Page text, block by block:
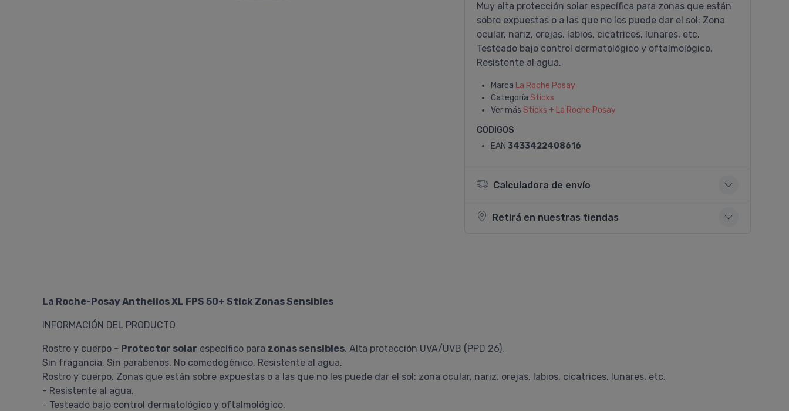
Muy alta protección solar especí­fica para zonas que están
sobre expuestas o a las que no les puede dar el sol: Zona
ocular, nariz, orejas, labios, cicatrices, lunares, etc.
Testeado bajo control dermatológico y oftalmológico.
Resistente al agua.
Marca La Roche Posay
Categoría Sticks
Ver más Sticks + La Roche Posay
CODIGOS
EAN 3433422408616
Calculadora de envío
Retirá en nuestras tiendas
La Roche-Posay Anthelios XL FPS 50+ Stick Zonas Sensibles
INFORMACIÓN DEL PRODUCTO
Rostro y cuerpo - Protector solar específico para zonas sensibles. Alta protección UVA/UVB (PPD 26).
Sin fragancia. Sin parabenos. No comedogénico. Resistente al agua.
Rostro y cuerpo. Zonas que están sobre expuestas o a las que no les puede dar el sol: zona ocular, nariz, orejas, labios, cicatrices, lunares, etc.
- Resistente al agua.
- Testeado bajo control dermatológico y oftalmológico.